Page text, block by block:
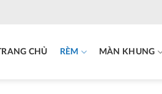
CHỦ RÈM MÀN KHUNG